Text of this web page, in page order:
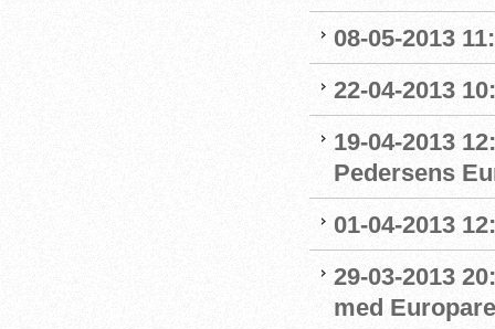
08-05-2013
22-04-2013
19-04-2013
Pedersens
01-04-2013
29-03-2013
med